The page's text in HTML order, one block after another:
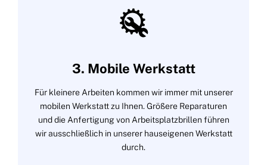
3. Mobile Werkstatt
Für kleinere Arbeiten kommen wir immer mit unserer
mobilen Werkstatt zu Ihnen. Größere Reparaturen
und die Anfertigung von Arbeitsplatzbrillen führen
wir ausschließlich in unserer hauseigenen Werkstatt
durch.